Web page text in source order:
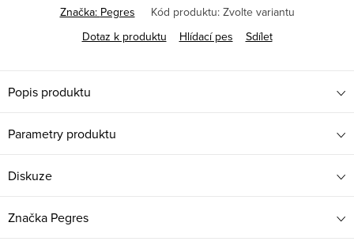
Značka: Pegres Kód produktu: Zvolte variantu
Dotaz k produktu
Hlídací pes Sdílet
Popis produktu
Parametry produktu
Diskuze
Značka Pegres